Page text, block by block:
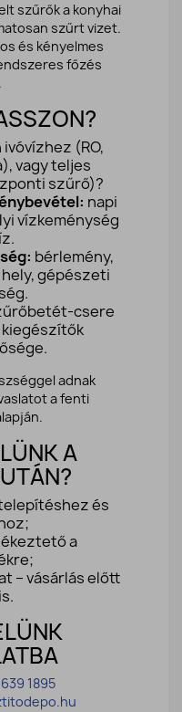
szűrők a konyhai
szűrt vizet.
és kényelmes
főzés
(RO,
vagy teljes
szűrő)?
napi
vízkeménység
bérlemény,
gépészeti
csere
adnak
a fenti
A
és
a
– vásárlás előtt
1895